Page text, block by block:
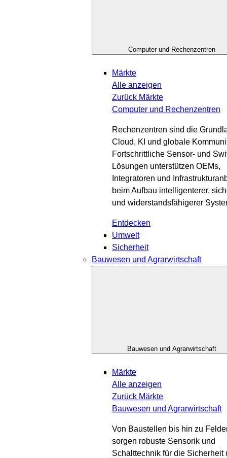
Computer und Rechenzentren
Märkte
Alle anzeigen
Zurück Märkte
Computer und Rechenzentren
Rechenzentren sind die
Cloud, KI und globale
Fortschrittliche Sensor- und
Lösungen unterstützen OEMs,
Integratoren und
beim Aufbau intelligenterer,
und widerstandsfähigerer
Entdecken
Umwelt
Sicherheit
Bauwesen und Agrarwirtschaft
Bauwesen und Agrarwirtschaft
Märkte
Alle anzeigen
Zurück Märkte
Bauwesen und Agrarwirtschaft
Von Baustellen bis hin zu
sorgen robuste Sensorik und
Schalttechnik für die Sicherheit